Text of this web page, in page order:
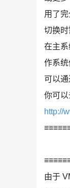
用了
切换时
在主
作系
可以通
你可以
http://
由于